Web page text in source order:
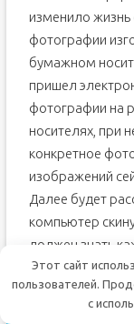
изменило
фотографии
бумажном
пришел
фотографии на
носителях, при
конкретное
изображений
Далее будет
компьютер
должен знать
воплотить
Этот сайт
пользователей.
с